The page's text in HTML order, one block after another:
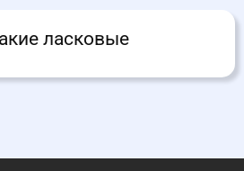
ласковые